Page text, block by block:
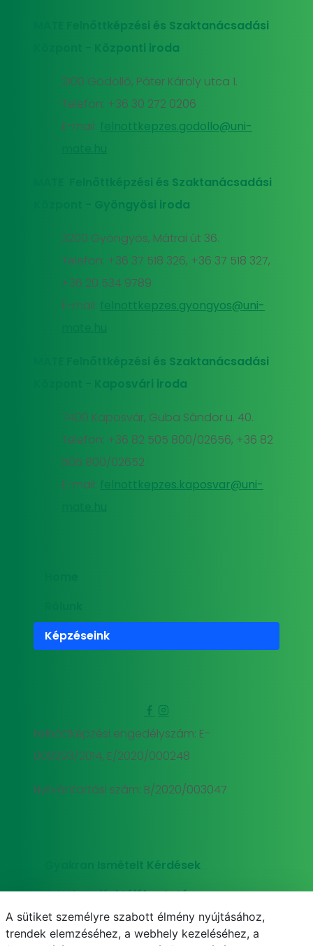
MATE Felnőttképzési és Szaktanácsadási
Központ - Központi iroda
2100 Gödöllő, Páter Károly utca 1.
Telefon: +36 30 272 0206
E-mail:
felnottkepzes.godollo@uni-
MATE Felnőttképzési és Szaktanácsadási
Központ - Gyöngyösi iroda
3200 Gyöngyös, Mátrai út 36.
Telefon: +36 37 518 326, +36 37 518 327,
+36 20 534 9789
E-mail:
felnottkepzes.gyongyos@uni-
MATE Felnőttképzési és Szaktanácsadási
Központ - Kaposvári iroda
7400 Kaposvár, Guba Sándor u. 40.
Telefon: +36 82 505 800/02656, +36 82
505 800/02652
E-mail:
felnottkepzes.kaposvar@uni-
Képzéseink
Felnőttképzési engedélyszám: E-
000293/2014, E/2020/000248
Nyilvántartási szám: B/2020/003047
Gyakran Ismételt Kérdések
Adatkezelési tájékoztató
Süti (cookie) tájékoztató
A sütiket személyre szabott élmény nyújtásához,
trendek elemzéséhez, a webhely kezeléséhez, a